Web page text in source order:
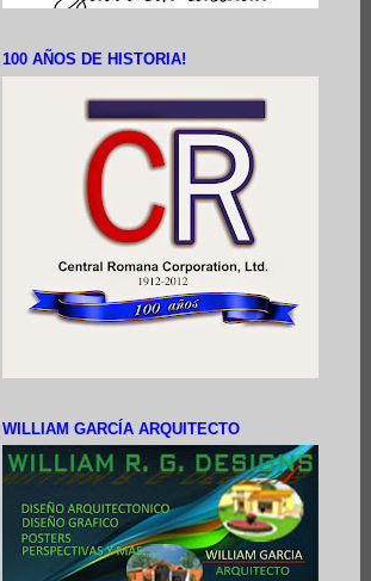
100 AÑOS DE HISTORIA!
WILLIAM GARCÍA ARQUITECTO